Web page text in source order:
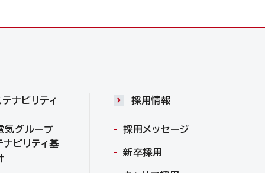
ナビリティ
気グループ
ナビリティ基
採用情報
採用メッセージ
新卒採用